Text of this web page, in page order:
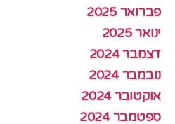
פברואר 2025
ינואר 2025
דצמבר 2024
נובמבר 2024
אוקטובר 2024
ספטמבר 2024